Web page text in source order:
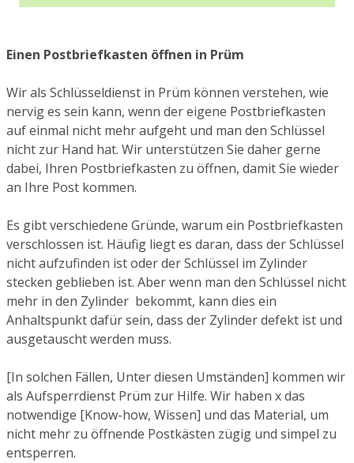
Einen Postbriefkasten öffnen in Prüm
Wir als Schlüsseldienst in Prüm können verstehen, wie
nervig es sein kann, wenn der eigene Postbriefkasten
auf einmal nicht mehr aufgeht und man den Schlüssel
nicht zur Hand hat. Wir unterstützen Sie daher gerne
dabei, Ihren Postbriefkasten zu öffnen, damit Sie wieder
an Ihre Post kommen.
Es gibt verschiedene Gründe, warum ein Postbriefkasten
verschlossen ist. Häufig liegt es daran, dass der Schlüssel
nicht aufzufinden ist oder der Schlüssel im Zylinder
stecken geblieben ist. Aber wenn man den Schlüssel nicht
mehr in den Zylinder bekommt, kann dies ein
Anhaltspunkt dafür sein, dass der Zylinder defekt ist und
ausgetauscht werden muss.
[In solchen Fällen, Unter diesen Umständen] kommen wir
als Aufsperrdienst Prüm zur Hilfe. Wir haben x das
notwendige [Know-how, Wissen] und das Material, um
nicht mehr zu öffnende Postkästen zügig und simpel zu
entsperren.